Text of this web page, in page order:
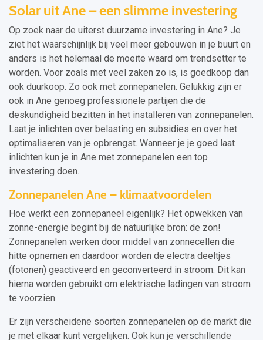
Solar uit Ane – een slimme investering
Op zoek naar de uiterst duurzame investering in Ane? Je
ziet het waarschijnlijk bij veel meer gebouwen in je buurt en
anders is het helemaal de moeite waard om trendsetter te
worden. Voor zoals met veel zaken zo is, is goedkoop dan
ook duurkoop. Zo ook met zonnepanelen. Gelukkig zijn er
ook in Ane genoeg professionele partijen die de
deskundigheid bezitten in het installeren van zonnepanelen.
Laat je inlichten over belasting en subsidies en over het
optimaliseren van je opbrengst. Wanneer je je goed laat
inlichten kun je in Ane met zonnepanelen een top
investering doen.
Zonnepanelen Ane – klimaatvoordelen
Hoe werkt een zonnepaneel eigenlijk? Het opwekken van
zonne-energie begint bij de natuurlijke bron: de zon!
Zonnepanelen werken door middel van zonnecellen die
hitte opnemen en daardoor worden de electra deeltjes
(fotonen) geactiveerd en geconverteerd in stroom. Dit kan
hierna worden gebruikt om elektrische ladingen van stroom
te voorzien.
Er zijn verscheidene soorten zonnepanelen op de markt die
je met elkaar kunt vergelijken. Ook kun je verschillende